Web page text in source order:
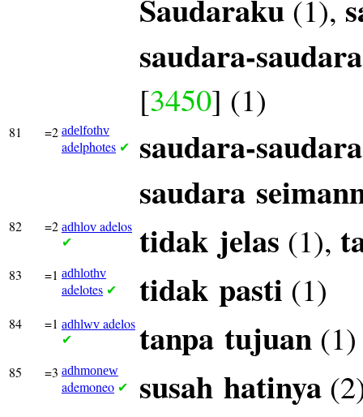
Saudaraku (1),
saudara-
[3450] (1)
81 =2 adelfothv
adelphotes ✔
saudara-saudara
saudara
82 =2 adhlov adelos
✔ tidak jelas (1),
83 =1 adhlothv
adelotes ✔ tidak pasti (1)
84 =1 adhlwv adelos
✔ tanpa tujuan (1)
85 =3 adhmonew
ademoneo ✔ susah hatinya